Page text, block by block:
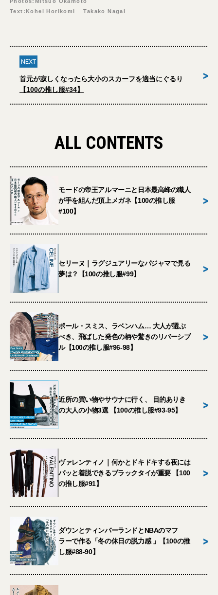
Text:Kohei Horikomi Takako Nagai
NEXT
首元が寂しくなったら大小のスカーフを適当にぐるり
【100の推し服#34】
>
ALL CONTENTS
モードの帝王アルマーニと日本最高峰の職人
が手を組んだ頂上メガネ【100の推し服
#100】
>
セリーヌ｜ラグジュアリーなパジャマで見る
夢は？【100の推し服#99】
>
ポール・スミス、ラベンハム… 大人が選ぶ
べき、飛ばした発色の柄や驚きのリバーシブ
ル【100の推し服#96-98】
>
近所の買い物やサウナに行く、 目的ありき
の大人の小物3選 【100の推し服#93-95】
>
ヴァレンティノ｜何かとドキドキする夜には
パッと着脱できるブラックタイが重要 【100
の推し服#91】
>
ダウンとティンバーランドとNBAのマフ
ラーで作る「冬の休日の脱力感 」【100の推
し服#88-90】
>